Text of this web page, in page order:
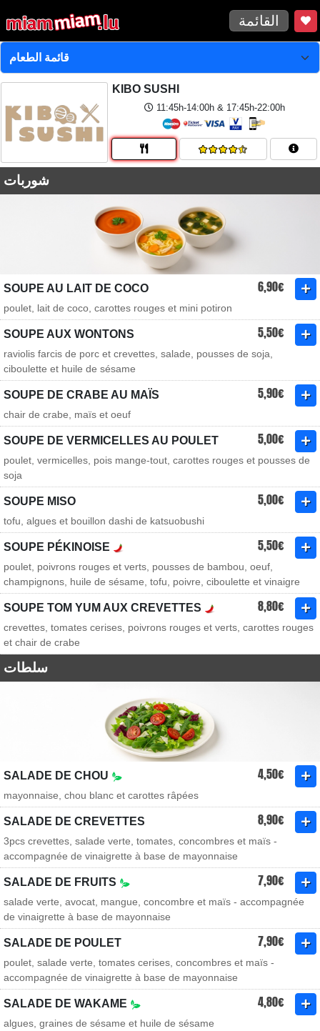
القائمة
KIBO SUSHI
11:45h-14:00h & 17:45h-22:00h
شوربات
SOUPE AU LAIT DE COCO 6,90€
poulet, lait de coco, carottes rouges et mini potiron
SOUPE AUX WONTONS 5,50€
raviolis farcis de porc et crevettes, salade, pousses de soja,
ciboulette et huile de sésame
SOUPE DE CRABE AU MAÏS 5,90€
chair de crabe, maïs et oeuf
SOUPE DE VERMICELLES AU POULET 5,00€
poulet, vermicelles, pois mange-tout, carottes rouges et pousses de
soja
SOUPE MISO 5,00€
tofu, algues et bouillon dashi de katsuobushi
SOUPE PÉKINOISE 5,50€
poulet, poivrons rouges et verts, pousses de bambou, oeuf,
champignons, huile de sésame, tofu, poivre, ciboulette et vinaigre
SOUPE TOM YUM AUX CREVETTES 8,80€
crevettes, tomates cerises, poivrons rouges et verts, carottes rouges
et chair de crabe
سلطات
SALADE DE CHOU 4,50€
mayonnaise, chou blanc et carottes râpées
SALADE DE CREVETTES 8,90€
3pcs crevettes, salade verte, tomates, concombres et maïs -
accompagnée de vinaigrette à base de mayonnaise
SALADE DE FRUITS 7,90€
salade verte, avocat, mangue, concombre et maïs - accompagnée
de vinaigrette à base de mayonnaise
SALADE DE POULET 7,90€
poulet, salade verte, tomates cerises, concombres et maïs -
accompagnée de vinaigrette à base de mayonnaise
SALADE DE WAKAME 4,80€
algues, graines de sésame et huile de sésame